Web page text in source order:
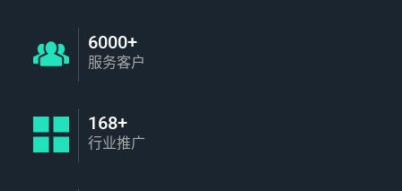
6000+
服务客户
168+
行业推广